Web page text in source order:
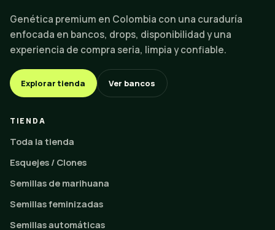
Genética premium en Colombia con una curaduría
enfocada en bancos, drops, disponibilidad y una
experiencia de compra seria, limpia y confiable.
Explorar tienda Ver bancos
TIENDA
Toda la tienda
Esquejes / Clones
Semillas de marihuana
Semillas feminizadas
Semillas automáticas